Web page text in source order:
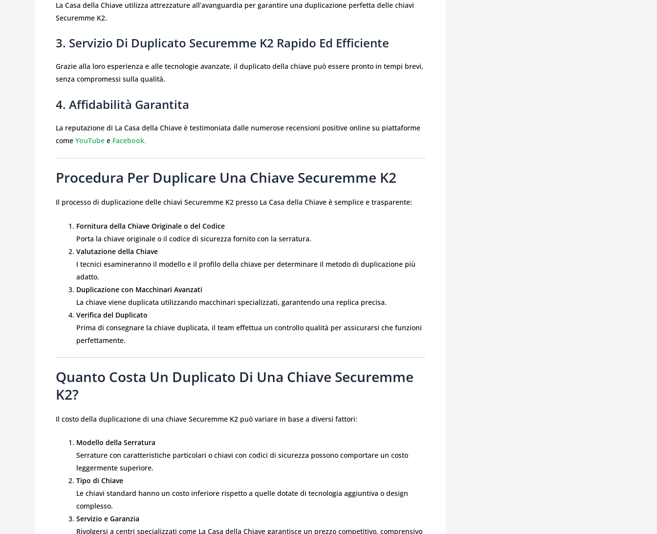
La Casa della Chiave utilizza attrezzature all’avanguardia per garantire una duplicazione perfetta delle chiavi
Securemme K2.
3. Servizio Di Duplicato Securemme K2 Rapido Ed Efficiente
Grazie alla loro esperienza e alle tecnologie avanzate, il duplicato della chiave può essere pronto in tempi brevi,
senza compromessi sulla qualità.
4. Affidabilità Garantita
La reputazione di La Casa della Chiave è testimoniata dalle numerose recensioni positive online su piattaforme
come YouTube e Facebook.
Procedura Per Duplicare Una Chiave Securemme K2
Il processo di duplicazione delle chiavi Securemme K2 presso La Casa della Chiave è semplice e trasparente:
Fornitura della Chiave Originale o del Codice
Porta la chiave originale o il codice di sicurezza fornito con la serratura.
Valutazione della Chiave
I tecnici esamineranno il modello e il profilo della chiave per determinare il metodo di duplicazione più
adatto.
Duplicazione con Macchinari Avanzati
La chiave viene duplicata utilizzando macchinari specializzati, garantendo una replica precisa.
Verifica del Duplicato
Prima di consegnare la chiave duplicata, il team effettua un controllo qualità per assicurarsi che funzioni
perfettamente.
Quanto Costa Un Duplicato Di Una Chiave Securemme
K2?
Il costo della duplicazione di una chiave Securemme K2 può variare in base a diversi fattori:
Modello della Serratura
Serrature con caratteristiche particolari o chiavi con codici di sicurezza possono comportare un costo
leggermente superiore.
Tipo di Chiave
Le chiavi standard hanno un costo inferiore rispetto a quelle dotate di tecnologia aggiuntiva o design
complesso.
Servizio e Garanzia
Rivolgersi a centri specializzati come La Casa della Chiave garantisce un prezzo competitivo, comprensivo